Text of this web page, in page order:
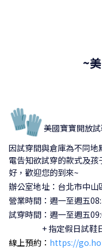
~
🧤美國寶寶開放
因試穿間與倉庫為不同
電告知欲試穿的款式及
好，歡迎您的到來~
辦公室地址：台北市中
營業時間：週一至週五
試穿時間： 週一至週五
+ 指定假日試鞋日 (
線上預約： https://